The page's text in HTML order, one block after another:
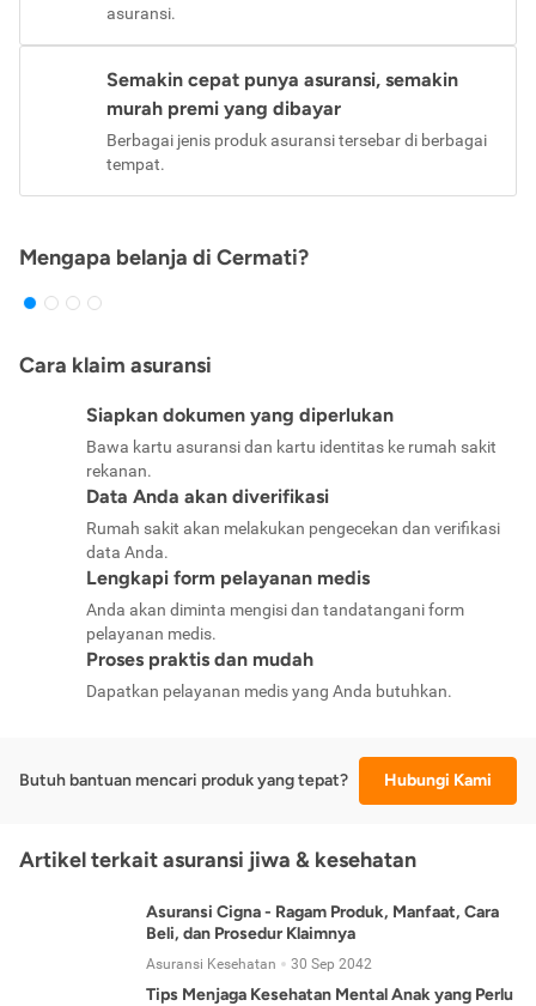
asuransi.
Semakin cepat punya asuransi, semakin
murah premi yang dibayar
Berbagai jenis produk asuransi tersebar di berbagai
tempat.
Mengapa belanja di Cermati?
Cara klaim asuransi
Siapkan dokumen yang diperlukan
Bawa kartu asuransi dan kartu identitas ke rumah sakit
rekanan.
Data Anda akan diverifikasi
Rumah sakit akan melakukan pengecekan dan verifikasi
data Anda.
Lengkapi form pelayanan medis
Anda akan diminta mengisi dan tandatangani form
pelayanan medis.
Proses praktis dan mudah
Dapatkan pelayanan medis yang Anda butuhkan.
Butuh bantuan mencari produk yang tepat? Hubungi Kami
Artikel terkait asuransi jiwa & kesehatan
Asuransi Cigna - Ragam Produk, Manfaat, Cara
Beli, dan Prosedur Klaimnya
Asuransi Kesehatan 30 Sep 2042
Tips Menjaga Kesehatan Mental Anak yang Perlu